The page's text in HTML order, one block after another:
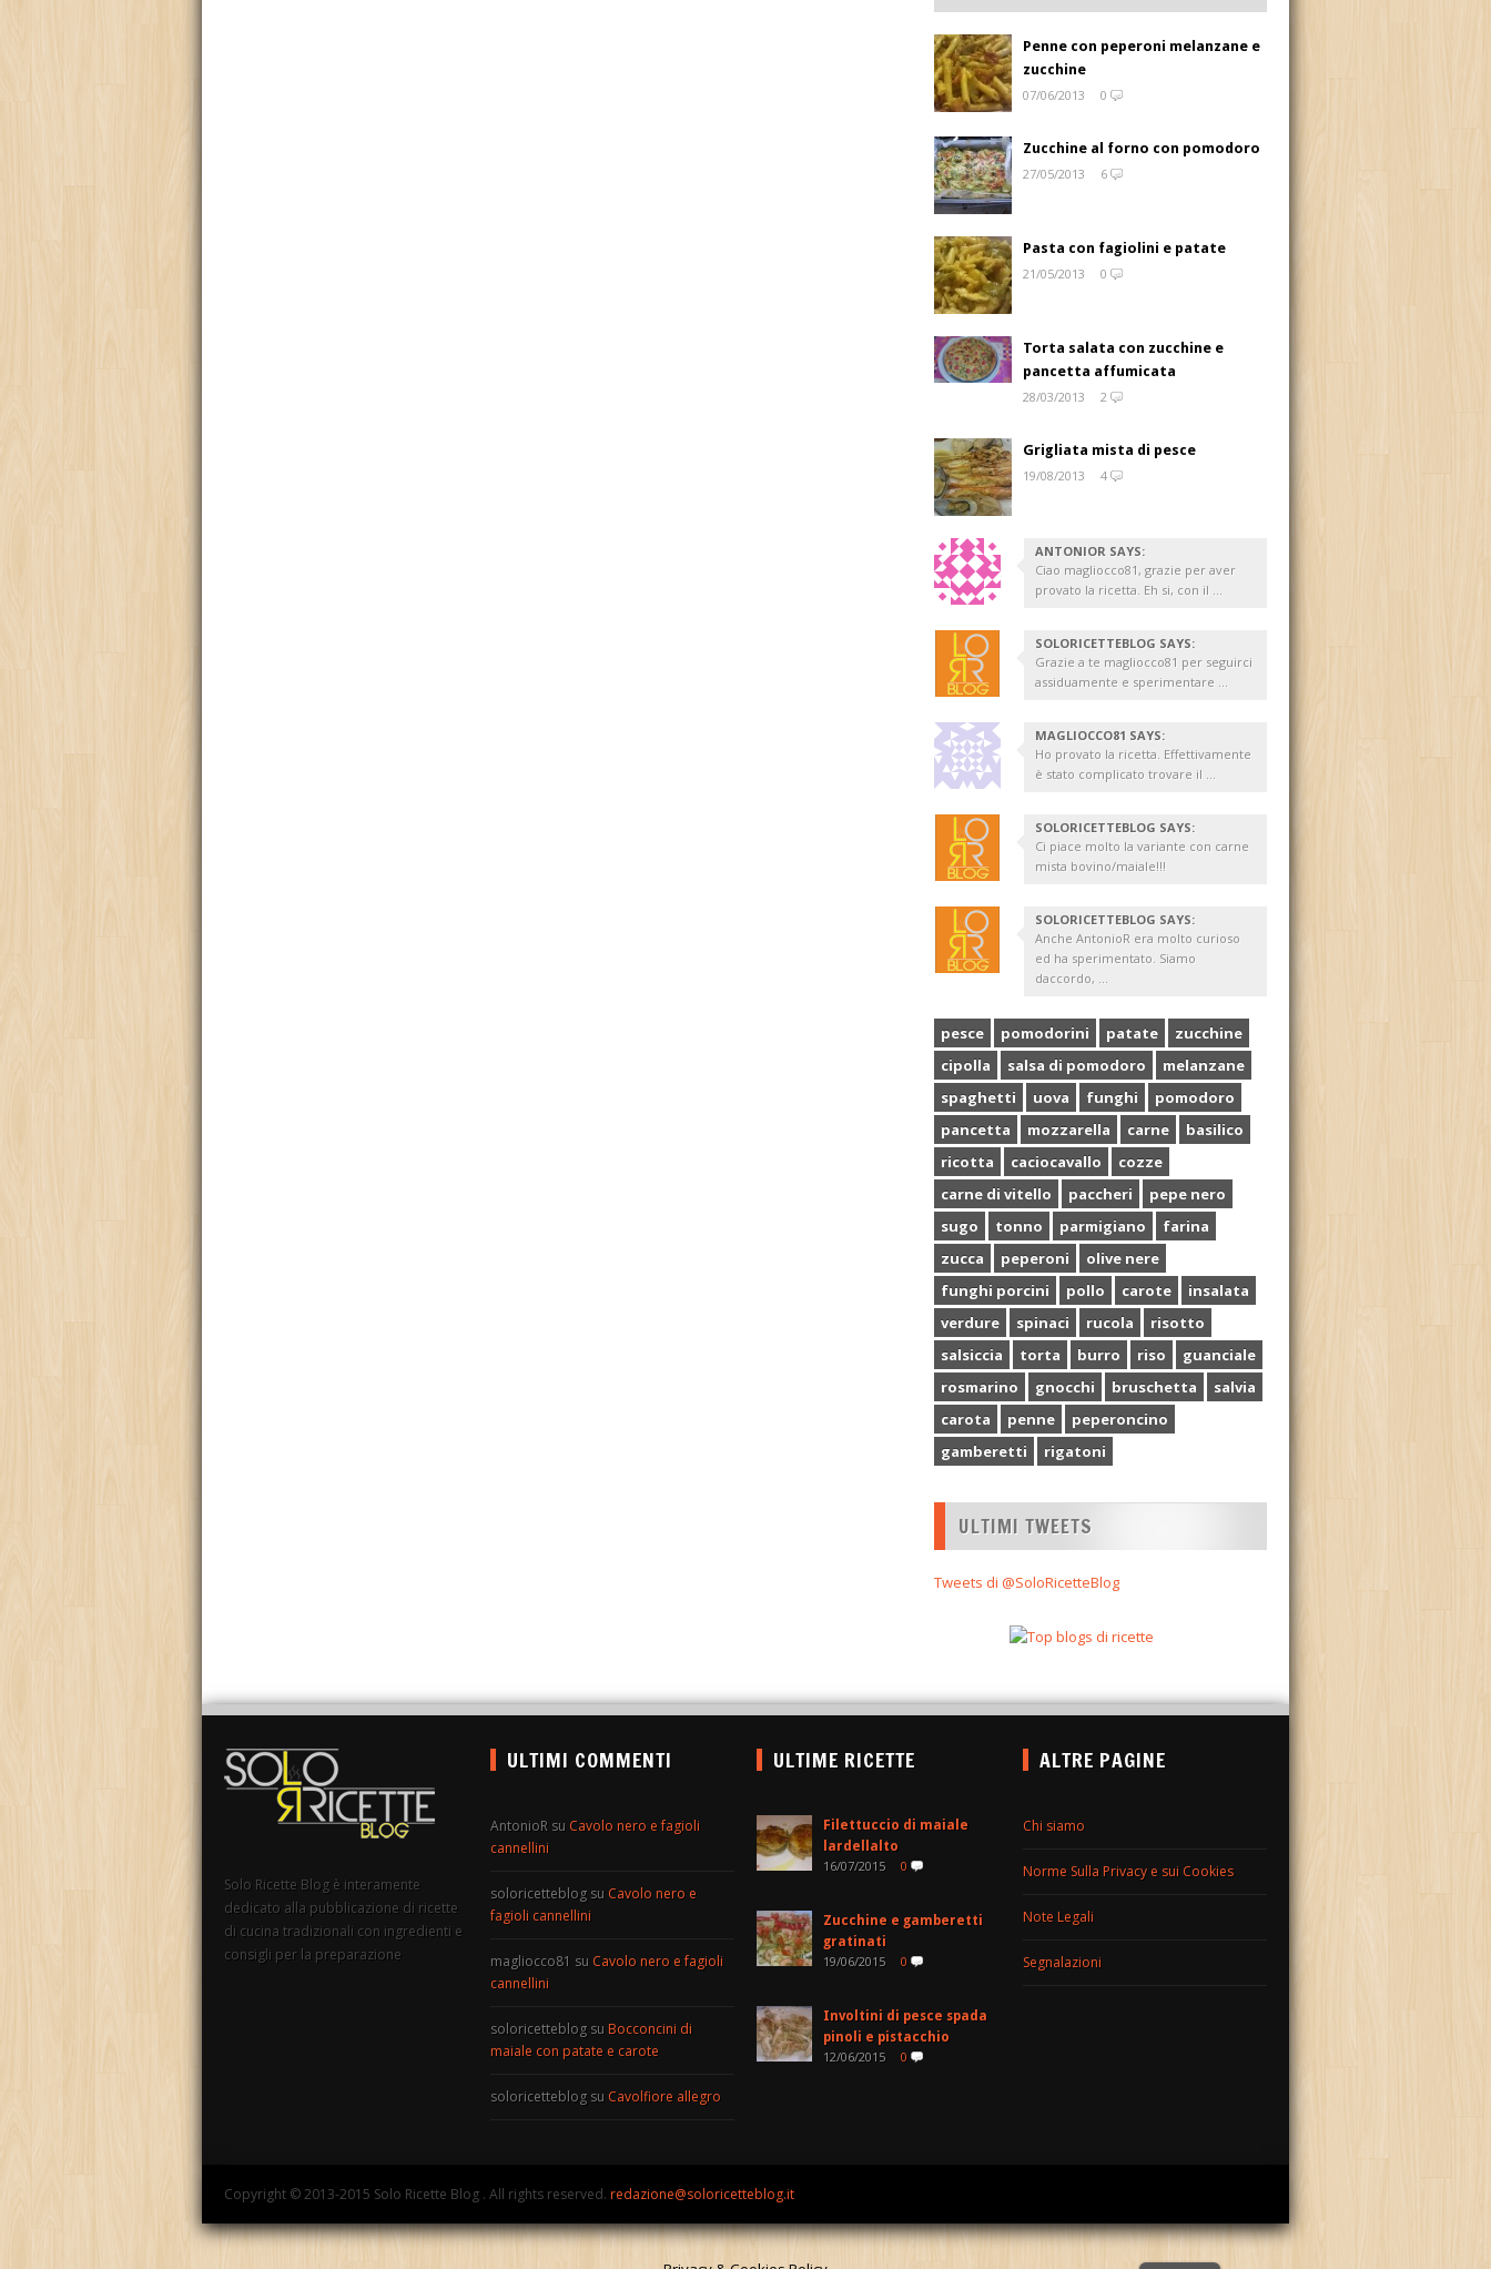
Penne con peperoni melanzane e
zucchine
07/06/2013
0
Zucchine al forno con pomodoro
27/05/2013
6
Pasta con fagiolini e patate
21/05/2013
0
Torta salata con zucchine e
pancetta affumicata
28/03/2013
2
Grigliata mista di pesce
19/08/2013
4
ANTONIOR SAYS:
Ciao magliocco81, grazie per aver
provato la ricetta. Eh si, con il ...
SOLORICETTEBLOG SAYS:
Grazie a te magliocco81 per seguirci
assiduamente e sperimentare ...
MAGLIOCCO81 SAYS:
Ho provato la ricetta. Effettivamente
è stato complicato trovare il ...
SOLORICETTEBLOG SAYS:
Ci piace molto la variante con carne
mista bovino/maiale!!!
SOLORICETTEBLOG SAYS:
Anche AntonioR era molto curioso
ed ha sperimentato. Siamo
daccordo, ...
pesce pomodorini patate
zucchine
cipolla
salsa di pomodoro
melanzane
spaghetti
uova funghi
pomodoro
pancetta
mozzarella carne
basilico
ricotta
caciocavallo
cozze
carne di vitello
paccheri
pepe nero
sugo
tonno parmigiano
farina
zucca
peperoni
olive nere
funghi porcini
pollo carote
insalata
verdure
spinaci rucola
risotto
salsiccia
torta burro riso
guanciale
rosmarino
gnocchi bruschetta
salvia
carota
penne
peperoncino
gamberetti
rigatoni
ULTIMI TWEETS
Tweets di @SoloRicetteBlog
Solo Ricette Blog è interamente
dedicato alla pubblicazione di ricette
di cucina tradizionali con ingredienti e
consigli per la preparazione
ULTIMI COMMENTI
AntonioR su Cavolo nero e fagioli
cannellini
soloricetteblog su Cavolo nero e
fagioli cannellini
magliocco81 su Cavolo nero e fagioli
cannellini
soloricetteblog su Bocconcini di
maiale con patate e carote
soloricetteblog su Cavolfiore allegro
ULTIME RICETTE
Filettuccio di maiale
lardellalto
16/07/2015 0
Zucchine e gamberetti
gratinati
19/06/2015 0
Involtini di pesce spada
pinoli e pistacchio
12/06/2015 0
ALTRE PAGINE
Chi siamo
Norme Sulla Privacy e sui Cookies
Note Legali
Segnalazioni
Copyright © 2013-2015 Solo Ricette Blog . All rights reserved. redazione@soloricetteblog.it